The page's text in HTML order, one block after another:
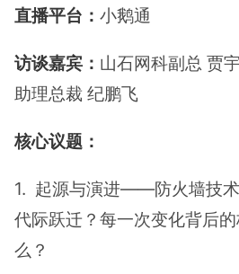
直播平台： 小鹅通
访谈嘉宾： 山石网科副总 贾
助理总裁 纪鹏飞
核心议题：
1. 起源与演进——防火墙技
代际跃迁？每一次变化背后
么？